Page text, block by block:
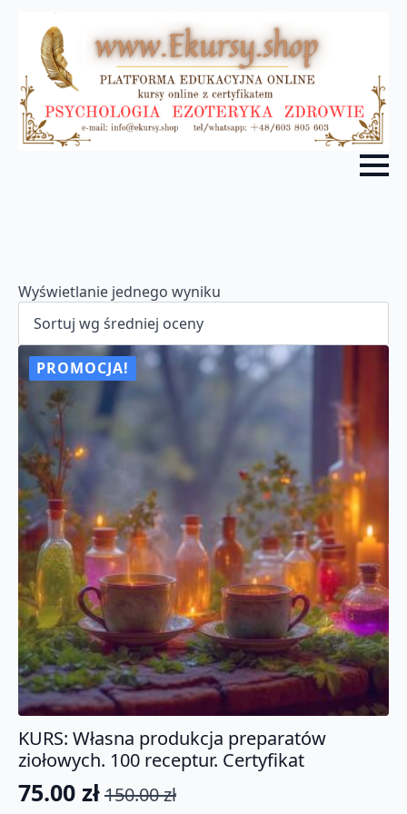
Wyświetlanie jednego wyniku
PROMOCJA!
KURS: Własna produkcja preparatów
ziołowych. 100 receptur. Certyfikat
150.00zł
Pierwotna
75.00 zł
Aktualna